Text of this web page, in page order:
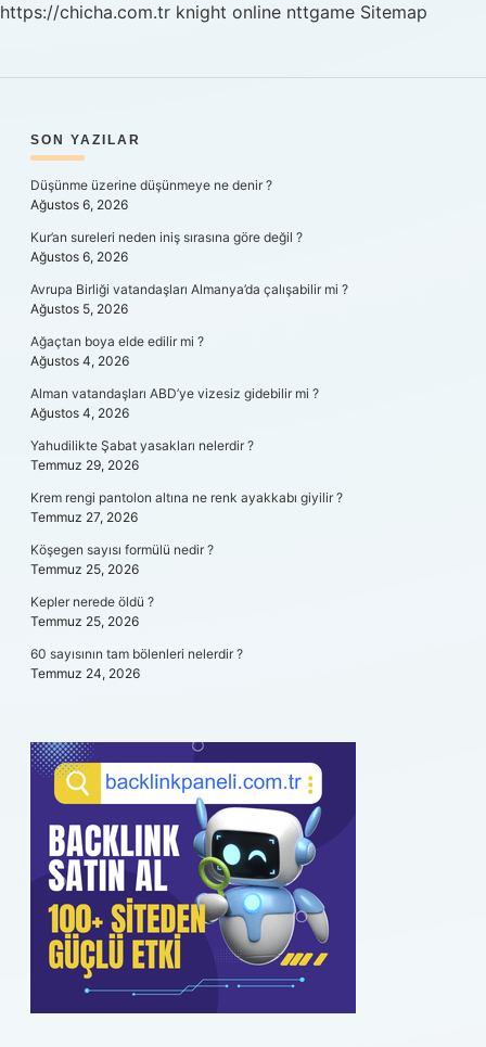
https://chicha.com.tr knight online nttgame Sitemap
SIDEBAR
SON YAZILAR
Düşünme üzerine düşünmeye ne denir ?
Ağustos 6, 2026
Kur’an sureleri neden iniş sırasına göre değil ?
Ağustos 6, 2026
Avrupa Birliği vatandaşları Almanya’da çalışabilir mi ?
Ağustos 5, 2026
Ağaçtan boya elde edilir mi ?
Ağustos 4, 2026
Alman vatandaşları ABD’ye vizesiz gidebilir mi ?
Ağustos 4, 2026
Yahudilikte Şabat yasakları nelerdir ?
Temmuz 29, 2026
Krem rengi pantolon altına ne renk ayakkabı giyilir ?
Temmuz 27, 2026
Köşegen sayısı formülü nedir ?
Temmuz 25, 2026
Kepler nerede öldü ?
Temmuz 25, 2026
60 sayısının tam bölenleri nelerdir ?
Temmuz 24, 2026